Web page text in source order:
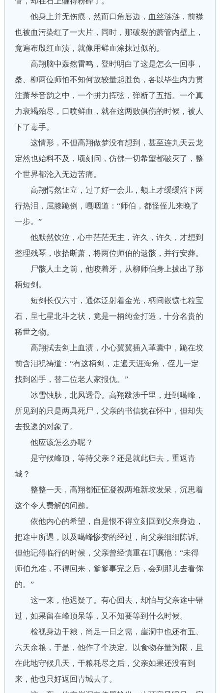
他身上并无伤痕，然而口角唇边，血丝涟涟，前襟
也被血污染红了一大片，同时，那破裂的萧管内壁上，
竟遍布殷红血渍，就像用鲜血涂抹过似的。
高翔脑中轰然雷鸣，登时明白了这是怎么一回事，
桑、柳两位师怕不知何故较量起胜负，各以毕生内力贯
注萧琴音韵之中，一个拼力挥弦，弹断了五指。一个真
力衰竭殆尽，口喷鲜血，就在这两败俱伤的时候，被人
下了毒手。
这情形，不但高翔做梦没有想到，甚至连九天云龙
定然也始料不及，顷刻问，仿佛一切希望都破灭了，整
个世界都沦入无边苦痛。
高翔愕然怔立，过了好一会儿，颊上才缓缓淌下两
行热泪，屈膝跪倒，嘎咽道：“师伯，都怪侄儿来晚了
一步。”
他默然饮泣，心中茫茫无主，许久，许久，才想到
整理残琴，收拾断萧，将两位师伯的遗骸，并行安葬。
尸骸人土之前，他咬着牙，从柳师伯身上拔出了那
柄短剑。
短剑长仅六寸，通体泛射着金光，柄间嵌镶七粒宝
石，呈七星北斗之状，竟是一柄纯金打造，十分名贵的
稀世之物。
高翔拭去剑上血渍，小心翼翼插入革囊中，跪在坟
前含泪祝祷道：“有这柄剑，走遍天涯海角，侄儿一定
找到凶手，替二位老人家报仇。”
冰雪蚀肤，北风透骨。高翔跋涉千里，赶到噶峰，
所见到的只是两具死尸，父亲的书信犹在怀中，但却失
去投递的对象了。
他应该怎么办呢？
是守候峰顶，等待父亲？还是就此归去，重返青
城？
整整一天，高翔都怔怔凝视两堆新坟发呆，沉思着
这个令人费解的问题。
依他内心的希望，自是恨不得立刻回到父亲身边，
把途中所遇，以及噶峰惨变的经过，向父亲细细陈诉。
但他记得临行的时候，父亲曾经慎重在叮嘱他：“未得
师伯允准，不得回来，爹爹事完之后，会到那儿去看你
的。”
这一来，他迟疑了。有心回去，却怕与父亲途中错
过，如果留在峰顶呆等，又不知要等到什么时候。
检视身边干粮，尚足一日之需，崖洞中也还有五、
六天余粮，于是，他作了个决定。以食物存量为限，且
在此地守候几天，干粮耗尽之后，父亲如果还没有到
来，他也只好返回青城去了。